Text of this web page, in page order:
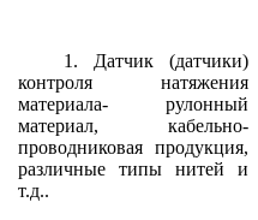
1. Датчик (датчики)
контроля натяжения
материала- рулонный
материал, кабельно-
проводниковая продукция,
различные типы нитей и
т.д..